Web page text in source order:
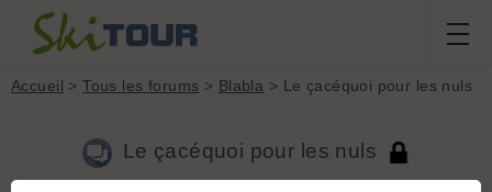
Accueil >Tous les forums > Blabla > Le çacéquoi pour les nuls
Le çacéquoi pour les nuls